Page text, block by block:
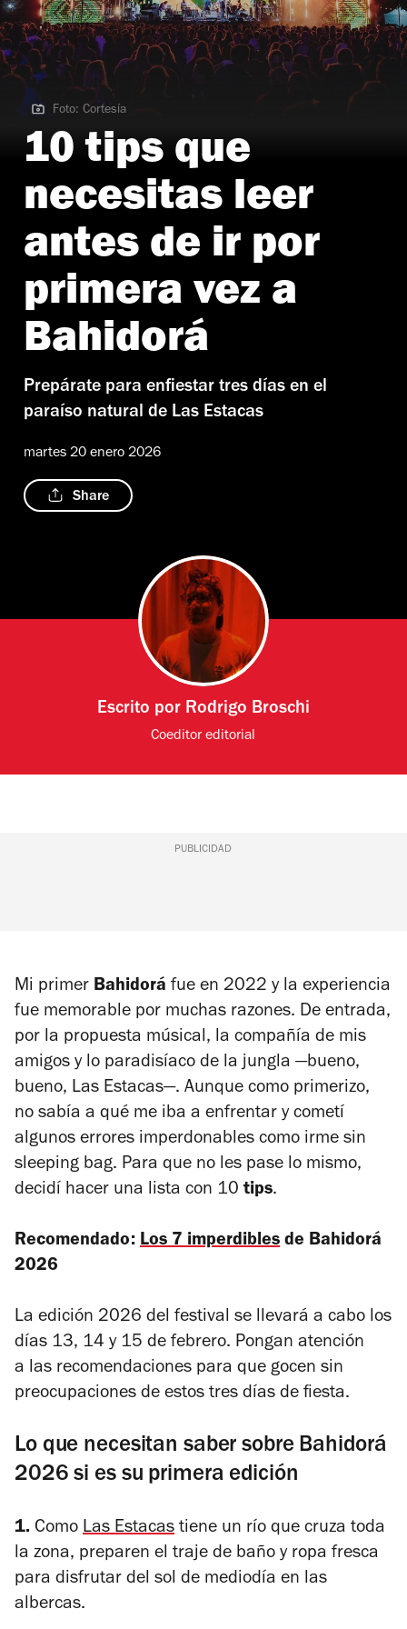
Foto: Cortesía
Foto: Cortesía
10 tips que
necesitas leer
antes de ir por
primera vez a
Bahidorá
Prepárate para enfiestar tres días en el
paraíso natural de Las Estacas
martes 20 enero 2026
Share
Escrito por Rodrigo Broschi
Coeditor editorial
PUBLICIDAD
Mi primer Bahidorá fue en 2022 y la experiencia
fue memorable por muchas razones. De entrada,
por la propuesta músical, la compañía de mis
amigos y lo paradisíaco de la jungla —bueno,
bueno, Las Estacas—. Aunque como primerizo,
no sabía a qué me iba a enfrentar y cometí
algunos errores imperdonables como irme sin
sleeping bag. Para que no les pase lo mismo,
decidí hacer una lista con 10 tips.
Recomendado: Los 7 imperdibles de Bahidorá
2026
La edición 2026 del festival se llevará a cabo los
días 13, 14 y 15 de febrero. Pongan atención
a las recomendaciones para que gocen sin
preocupaciones de estos tres días de fiesta.
Lo que necesitan saber sobre Bahidorá
2026 si es su primera edición
1. Como Las Estacas tiene un río que cruza toda
la zona, preparen el traje de baño y ropa fresca
para disfrutar del sol de mediodía en las
albercas.